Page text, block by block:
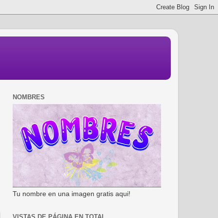
NOMBRES
Tu nombre en una imagen gratis aqui!